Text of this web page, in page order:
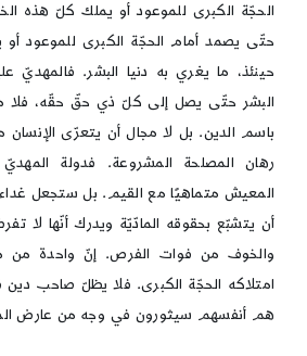
الحجّة الكبرى للموعود أو يملك كلّ هذه
حتّى يصمد أمام الحجّة الكبرى للموعود
حينئذ، ما يغري به دنيا البشر. فالمهديّ
البشر حتّى يصل إلى كلّ ذي حقّ حقّه، فلا
باسم الدين. بل لا مجال أن يتعرّى الإنسان
رهان المصلحة المشروعة. فدولة
المعيش متماهيًا مع القيم. بل ستجعل غداء
أن يتشبّع بحقوقه المادّيّة ويدرك أنّها لا
والخوف من فوات الفرص. إنّ واحدة من
امتلاكه الحجّة الكبرى. فلا يظلّ صاحب
هم أنفسهم سيثورون في وجه من عارض